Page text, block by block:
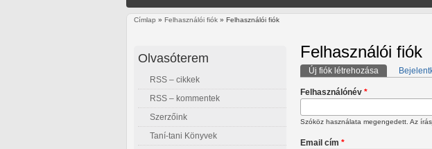
Címlap » Felhasználói fiók » Felhasználói fiók
Felhasználói fiók
Elsődleges fülek
Új fiók létrehozása (aktív fül)
Felhasználónév *
Szóköz használata megengedett. Az
Email cím *
Olvasóterem
RSS – cikkek
RSS – kommentek
Szerzőink
Taní-tani Könyvek